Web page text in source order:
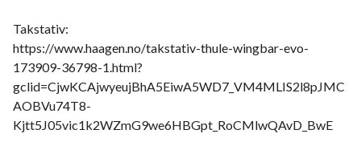
Takstativ:
https://www.haagen.no/takstativ-thule-wingbar-evo-
173909-36798-1.html?
gclid=CjwKCAjwyeujBhA5EiwA5WD7_VM4MLIS2l8pJMC
AOBVu74T8-
Kjtt5J05vic1k2WZmG9we6HBGpt_RoCMlwQAvD_BwE